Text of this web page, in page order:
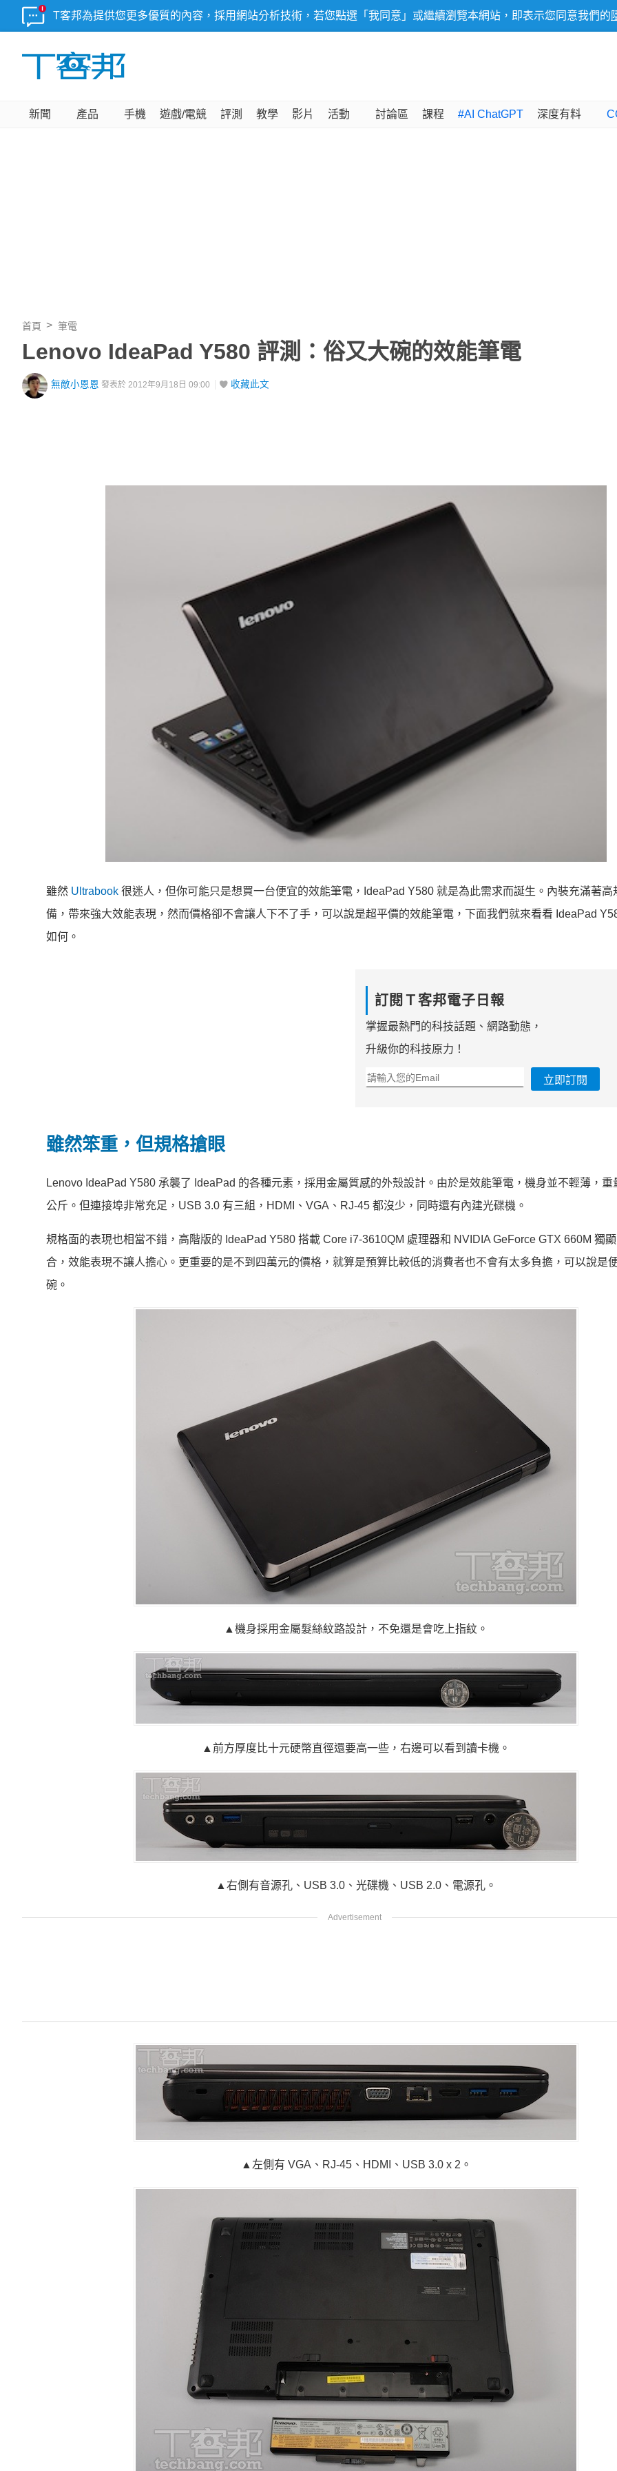
T客邦為提供您更多優質的內容，採用網站分析技術，若您點選「我同意」或繼續瀏覽本網站，即表示您同意我們的
新聞 產品 手機 遊戲/電競 評測 教學 影片 活動 討論區 課程 #AI ChatGPT 深度有料
首頁 筆電
Lenovo IdeaPad Y580 評測：俗又大碗的效能筆電
無敵小恩恩 發表於 2012年9月18日 09:00 收藏此文
雖然 Ultrabook 很迷人，但你可能只是想買一台便宜的效能筆電，IdeaPad Y580 就是為此需求而誕生。內裝充滿著高
備，帶來強大效能表現，然而價格卻不會讓人下不了手，可以說是超平價的效能筆電，下面我們就來看看 IdeaPad
如何。
訂閱Ｔ客邦電子日報
掌握最熱門的科技話題、網路動態，
升級你的科技原力！
立即訂閱
雖然笨重，但規格搶眼
Lenovo IdeaPad Y580 承襲了 IdeaPad 的各種元素，採用金屬質感的外殼設計。由於是效能筆電，機身並不輕薄，重
公斤。但連接埠非常充足，USB 3.0 有三組，HDMI、VGA、RJ-45 都沒少，同時還有內建光碟機。
規格面的表現也相當不錯，高階版的 IdeaPad Y580 搭載 Core i7-3610QM 處理器和 NVIDIA GeForce GTX 660M 獨
合，效能表現不讓人擔心。更重要的是不到四萬元的價格，就算是預算比較低的消費者也不會有太多負擔，可以說是
碗。
▲機身採用金屬髮絲紋路設計，不免還是會吃上指紋。
▲前方厚度比十元硬幣直徑還要高一些，右邊可以看到讀卡機。
▲右側有音源孔、USB 3.0、光碟機、USB 2.0、電源孔。
▲左側有 VGA、RJ-45、HDMI、USB 3.0 x 2。